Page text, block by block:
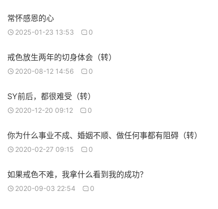
常怀感恩的心
2025-01-23 13:53 0
戒色放生两年的切身体会（转）
2020-08-12 14:56 0
SY前后，都很难受（转）
2020-12-20 09:12 0
你为什么事业不成、婚姻不顺、做任何事都有阻碍（转）
2020-02-27 09:15 0
如果戒色不难，我拿什么看到我的成功？
2020-09-03 22:54 0